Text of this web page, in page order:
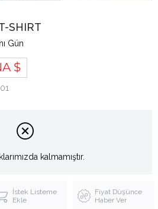
SHIRT
Gün
$
kalmamıştır.
İstek Listeme
Ekle
Fiyat Düşünce
Haber Ver